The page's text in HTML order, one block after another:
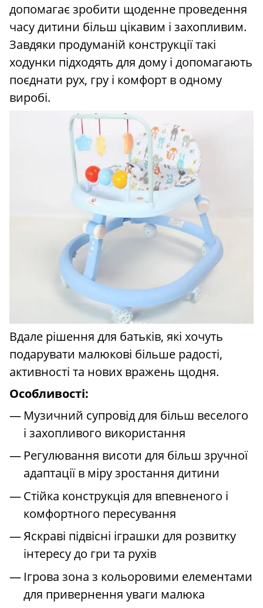
допомагає зробити щоденне проведення
часу дитини більш цікавим і захопливим.
Завдяки продуманій конструкції такі
ходунки підходять для дому і допомагають
поєднати рух, гру і комфорт в одному
виробі.
Вдале рішення для батьків, які хочуть
подарувати малюкові більше радості,
активності та нових вражень щодня.
Особливості:
Музичний супровід для більш веселого
і захопливого використання
Регулювання висоти для більш зручної
адаптації в міру зростання дитини
Стійка конструкція для впевненого і
комфортного пересування
Яскраві підвісні іграшки для розвитку
інтересу до гри та рухів
Ігрова зона з кольоровими елементами
для привернення уваги малюка